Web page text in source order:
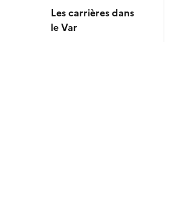
Les carrières dans
le Var